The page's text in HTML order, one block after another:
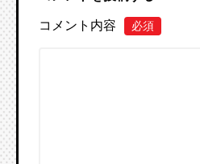
コメント内容 必須